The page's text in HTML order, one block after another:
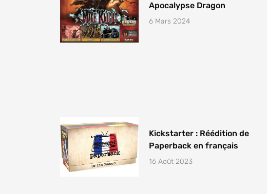
Apocalypse Dragon
6 Mars 2024
Kickstarter : Réédition de
Paperback en français
16 Août 2023